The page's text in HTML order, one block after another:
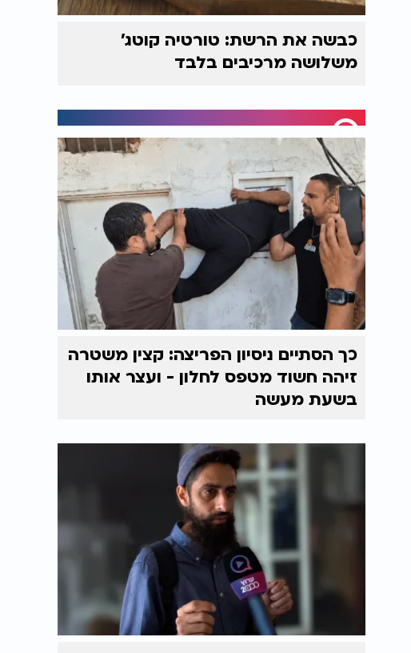
כבשה את הרשת: טורטיה קוטג'
משלושה מרכיבים בלבד
כך הסתיים ניסיון הפריצה: קצין משטרה
זיהה חשוד מטפס לחלון - ועצר אותו
בשעת מעשה